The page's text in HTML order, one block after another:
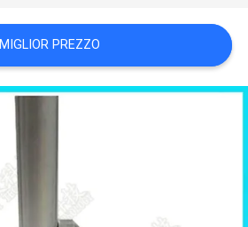
MIGLIOR PREZZO